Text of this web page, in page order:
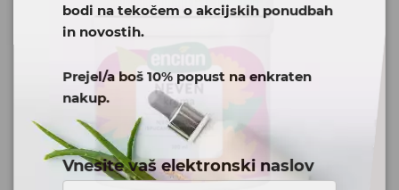
bodi na tekočem o akcijskih ponudbah
in novostih.
Prejel/a boš 10% popust na enkraten
nakup.
Vnesite vaš elektronski naslov